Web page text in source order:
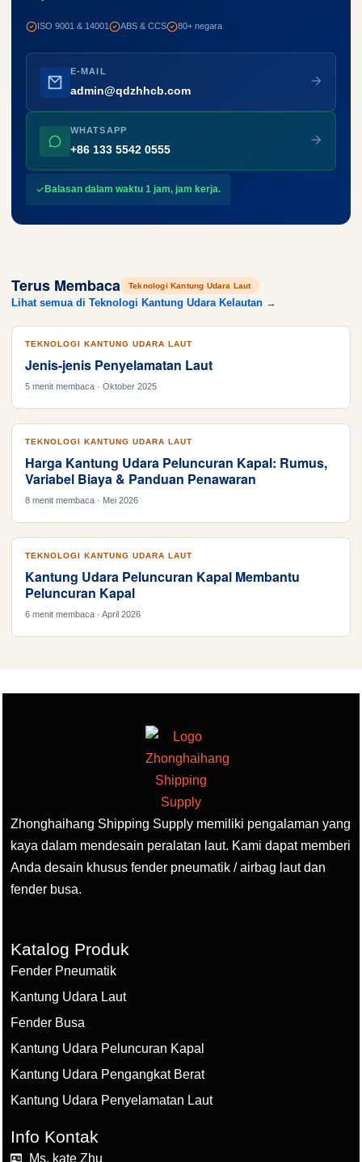
ISO 9001 & 14001 ABS & CCS 80+ negara
E-MAIL
admin@qdzhhcb.com
WHATSAPP
+86 133 5542 0555
Balasan dalam waktu 1 jam, jam kerja.
Terus Membaca Teknologi Kantung Udara Laut
Lihat semua di Teknologi Kantung Udara Kelautan →
TEKNOLOGI KANTUNG UDARA LAUT
Jenis-jenis Penyelamatan Laut
5 menit membaca · Oktober 2025
TEKNOLOGI KANTUNG UDARA LAUT
Harga Kantung Udara Peluncuran Kapal: Rumus,
Variabel Biaya & Panduan Penawaran
8 menit membaca · Mei 2026
TEKNOLOGI KANTUNG UDARA LAUT
Kantung Udara Peluncuran Kapal Membantu
Peluncuran Kapal
6 menit membaca · April 2026
Zhonghaihang Shipping Supply memiliki pengalaman yang
kaya dalam mendesain peralatan laut. Kami dapat memberi
Anda desain khusus fender pneumatik / airbag laut dan
fender busa.
Katalog Produk
Fender Pneumatik
Kantung Udara Laut
Fender Busa
Kantung Udara Peluncuran Kapal
Kantung Udara Pengangkat Berat
Kantung Udara Penyelamatan Laut
Info Kontak
Ms. kate Zhu